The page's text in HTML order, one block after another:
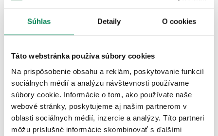
Súhlas Detaily O cookies
Táto webstránka používa súbory cookies
Na prispôsobenie obsahu a reklám, poskytovanie funkcií
sociálnych médií a analýzu návštevnosti používame
súbory cookie. Informácie o tom, ako používate naše
webové stránky, poskytujeme aj našim partnerom v
oblasti sociálnych médií, inzercie a analýzy. Títo partneri
môžu príslušné informácie skombinovať s ďalšími
Zobraziť všetky produkty od výrobcu Fox
Veľmi príjemná ľahká mikina na zips určená do teplejšieho a
prechodného obdobia v štýlovej čiernej farbe s oranžovým
logom...
Zobraziť viac
HODNOTENIE